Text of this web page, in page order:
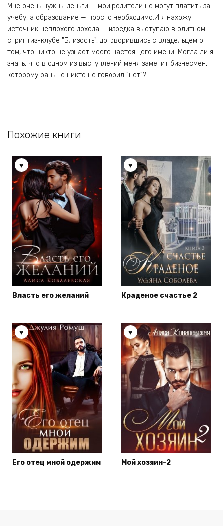
Мне очень нужны деньги — мои родители не могут платить за
учебу, а образование — просто необходимо.И я нахожу
источник неплохого дохода — изредка выступаю в элитном
стриптиз-клубе "Близость", договорившись с владельцем о
том, что никто не узнает моего настоящего имени. Могла ли я
знать, что в одном из выступлений меня заметит бизнесмен,
которому раньше никто не говорил "нет"?
Похожие книги
Власть его желаний Краденое счастье 2
Его отец мной одержим Мой хозяин-2